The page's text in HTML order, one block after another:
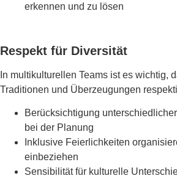
erkennen und zu lösen
Respekt für Diversität
In multikulturellen Teams ist es wichtig,
Traditionen und Überzeugungen
Berücksichtigung
bei der Planung
Inklusive Feierlichkeiten
einbeziehen
Sensibilität für kulturelle